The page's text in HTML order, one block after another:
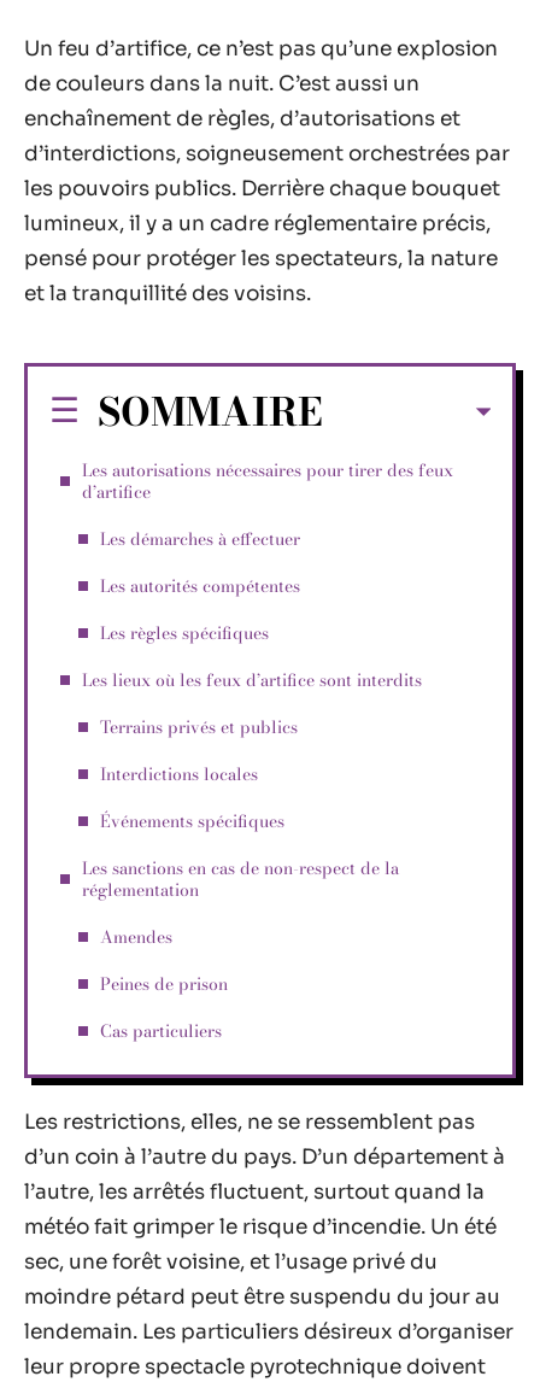
Un feu d’artifice, ce n’est pas qu’une explosion
de couleurs dans la nuit. C’est aussi un
enchaînement de règles, d’autorisations et
d’interdictions, soigneusement orchestrées par
les pouvoirs publics. Derrière chaque bouquet
lumineux, il y a un cadre réglementaire précis,
pensé pour protéger les spectateurs, la nature
et la tranquillité des voisins.
SOMMAIRE
Les autorisations nécessaires pour tirer des feux
d’artifice
Les démarches à effectuer
Les autorités compétentes
Les règles spécifiques
Les lieux où les feux d’artifice sont interdits
Terrains privés et publics
Interdictions locales
Événements spécifiques
Les sanctions en cas de non-respect de la
réglementation
Amendes
Peines de prison
Cas particuliers
Les restrictions, elles, ne se ressemblent pas
d’un coin à l’autre du pays. D’un département à
l’autre, les arrêtés fluctuent, surtout quand la
météo fait grimper le risque d’incendie. Un été
sec, une forêt voisine, et l’usage privé du
moindre pétard peut être suspendu du jour au
lendemain. Les particuliers désireux d’organiser
leur propre spectacle pyrotechnique doivent